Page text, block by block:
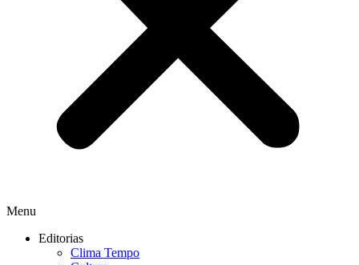
Menu
Editorias
Clima Tempo